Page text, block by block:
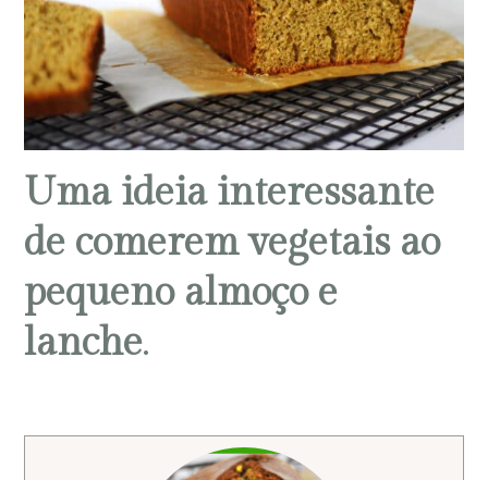
Uma ideia interessante
de comerem vegetais ao
pequeno almoço e
lanche.